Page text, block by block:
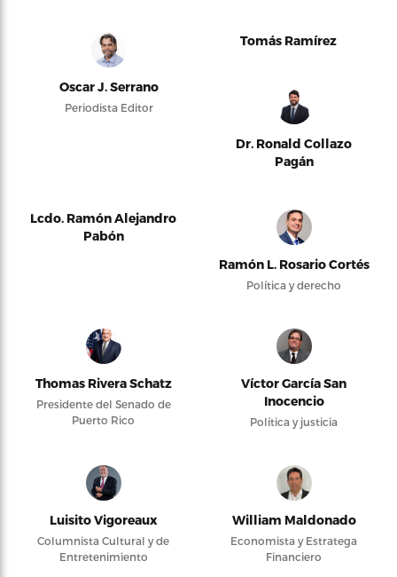
Oscar J. Serrano
Periodista Editor
Tomás Ramírez
Dr. Ronald Collazo
Pagán
Lcdo. Ramón Alejandro
Pabón
Ramón L. Rosario Cortés
Política y derecho
Thomas Rivera Schatz
Presidente del Senado de
Puerto Rico
Víctor García San
Inocencio
Política y justicia
Luisito Vigoreaux
Columnista Cultural y de
Entretenimiento
William Maldonado
Economista y Estratega
Financiero